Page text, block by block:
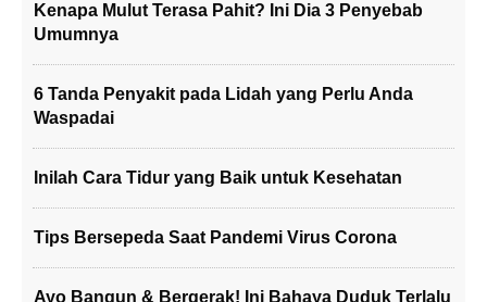
Kenapa Mulut Terasa Pahit? Ini Dia 3 Penyebab
Umumnya
6 Tanda Penyakit pada Lidah yang Perlu Anda
Waspadai
Inilah Cara Tidur yang Baik untuk Kesehatan
Tips Bersepeda Saat Pandemi Virus Corona
Ayo Bangun & Bergerak! Ini Bahaya Duduk Terlalu